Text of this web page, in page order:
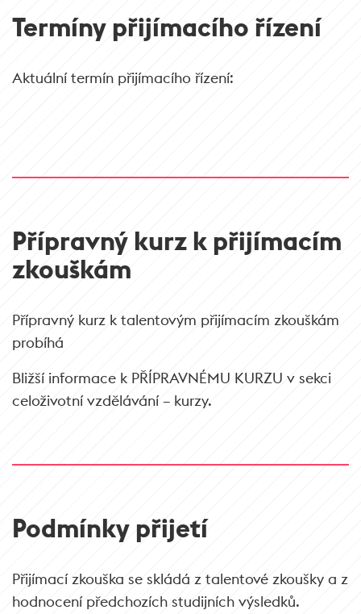
Termíny přijímacího řízení
Aktuální termín přijímacího řízení:
Přípravný kurz k přijímacím
zkouškám
Přípravný kurz k talentovým přijímacím zkouškám
probíhá
Bližší informace k PŘÍPRAVNÉMU KURZU v sekci
celoživotní vzdělávání – kurzy.
Podmínky přijetí
Přijímací zkouška se skládá z talentové zkoušky a z
hodnocení předchozích studijních výsledků.